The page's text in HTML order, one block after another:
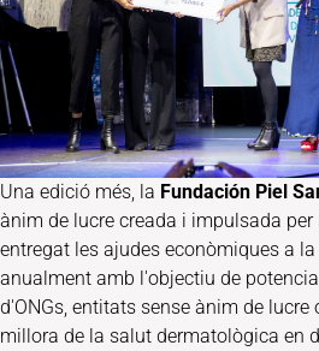
Una edició més, la Fundación Piel
ànim de lucre creada i impulsada per
entregat les ajudes econòmiques a
anualment amb l'objectiu de
d'ONGs, entitats sense ànim de lucre
millora de la salut dermatològica en